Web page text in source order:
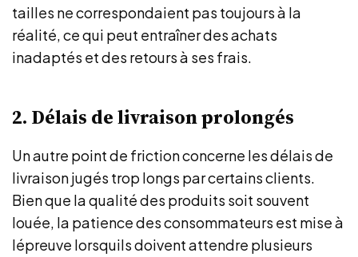
tailles ne correspondaient pas toujours à la
réalité, ce qui peut entraîner des achats
inadaptés et des retours à ses frais.
2. Délais de livraison prolongés
Un autre point de friction concerne les délais de
livraison jugés trop longs par certains clients.
Bien que la qualité des produits soit souvent
louée, la patience des consommateurs est mise à
lépreuve lorsquils doivent attendre plusieurs